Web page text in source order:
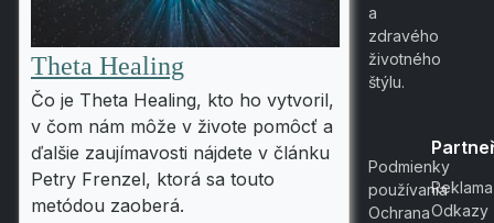
Theta Healing
Čo je Theta Healing, kto ho vytvoril,
v čom nám môže v živote pomôcť a
ďalšie zaujímavosti nájdete v článku
Petry Frenzel, ktorá sa touto
metódou zaoberá.
a
zdravého
životného
štýlu.
Podmienky
používania
Ochrana
Reklama
Odkazy